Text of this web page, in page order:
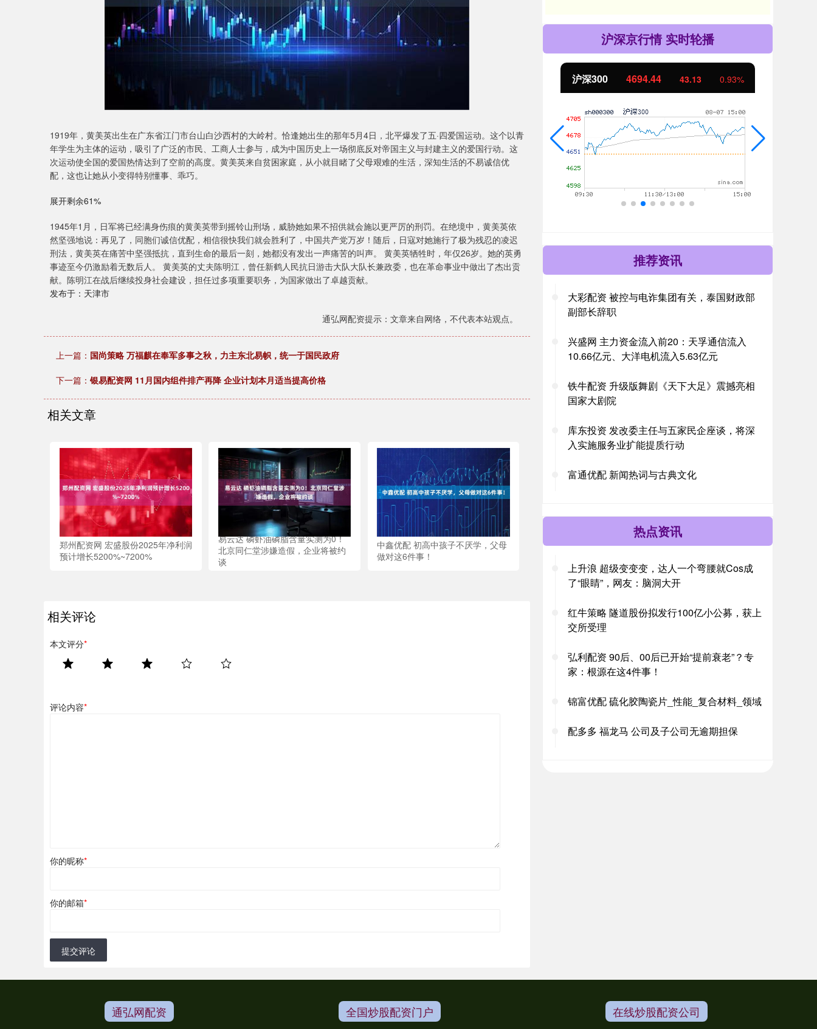
1919年，黄美英出生在广东省江门市台山白沙西村的大岭村。恰逢她出生的那年5月4日，北平爆发了五·四爱国运动。这个以青
年学生为主体的运动，吸引了广泛的市民、工商人士参与，成为中国历史上一场彻底反对帝国主义与封建主义的爱国行动。这
次运动使全国的爱国热情达到了空前的高度。黄美英来自贫困家庭，从小就目睹了父母艰难的生活，深知生活的不易诚信优
配，这也让她从小变得特别懂事、乖巧。
展开剩余61%
1945年1月，日军将已经满身伤痕的黄美英带到摇铃山刑场，威胁她如果不招供就会施以更严厉的刑罚。在绝境中，黄美英依
然坚强地说：再见了，同胞们诚信优配，相信很快我们就会胜利了，中国共产党万岁！随后，日寇对她施行了极为残忍的凌迟
刑法，黄美英在痛苦中坚强抵抗，直到生命的最后一刻，她都没有发出一声痛苦的叫声。 黄美英牺牲时，年仅26岁。她的英勇
事迹至今仍激励着无数后人。 黄美英的丈夫陈明江，曾任新鹤人民抗日游击大队大队长兼政委，也在革命事业中做出了杰出贡
献。陈明江在战后继续投身社会建设，担任过多项重要职务，为国家做出了卓越贡献。
发布于：天津市
通弘网配资提示：文章来自网络，不代表本站观点。
上一篇： 国尚策略 万福麒在奉军多事之秋，力主东北易帜，统一于国民政府
下一篇： 银易配资网 11月国内组件排产再降 企业计划本月适当提高价格
相关文章
郑州配资网 宏盛股份2025年净利润
预计增长5200%~7200%
易云达 磷虾油磷脂含量实测为0！
北京同仁堂涉嫌造假，企业将被约
谈
中鑫优配 初高中孩子不厌学，父母
做对这6件事！
相关评论
本文评分*
评论内容*
你的昵称*
你的邮箱*
提交评论
沪深京行情 实时轮播
上证指数 39.68 1.02% 沪深300 4694.44 43.13 0.93%
推荐资讯
大彩配资 被控与电诈集团有关，泰国财政部
副部长辞职
兴盛网 主力资金流入前20：天孚通信流入
10.66亿元、大洋电机流入5.63亿元
铁牛配资 升级版舞剧《天下大足》震撼亮相
国家大剧院
库东投资 发改委主任与五家民企座谈，将深
入实施服务业扩能提质行动
富通优配 新闻热词与古典文化
热点资讯
上升浪 超级变变变，达人一个弯腰就Cos成
了“眼睛”，网友：脑洞大开
红牛策略 隧道股份拟发行100亿小公募，获上
交所受理
弘利配资 90后、00后已开始“提前衰老”？专
家：根源在这4件事！
锦富优配 硫化胶陶瓷片_性能_复合材料_领域
配多多 福龙马 公司及子公司无逾期担保
通弘网配资 全国炒股配资门户 在线炒股配资公司